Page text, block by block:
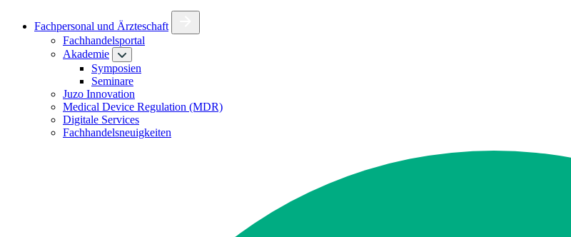
Fachpersonal und Ärzteschaft
Fachhandelsportal
Akademie
Symposien
Seminare
Juzo Innovation
Medical Device Regulation (MDR)
Digitale Services
Fachhandelsneuigkeiten